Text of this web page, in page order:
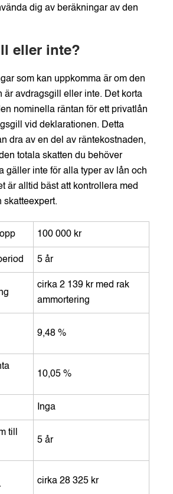
dig av beräkningar av den
eller inte?
som kan uppkomma är om den
är avdragsgill eller inte. Det korta
nominella räntan för ett privatlån
vid deklarationen. Detta
dra av en del av räntekostnaden,
totala skatten du behöver
gäller inte för alla typer av lån och
är alltid bäst att kontrollera med
skatteexpert.
100 000 kr
5 år
cirka 2 139 kr med rak
ammortering
9,48 %
10,05 %
Inga
till
5 år
cirka 28 325 kr